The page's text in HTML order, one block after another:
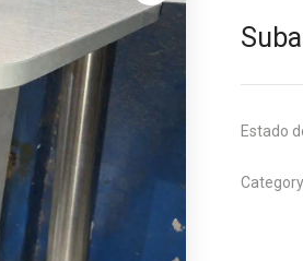
Estado